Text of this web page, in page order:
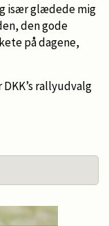
især glædede mig
den gode
på dagene,
rallyudvalg